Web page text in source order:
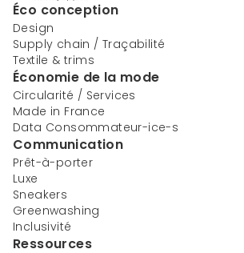
Éco conception
Design
Supply chain / Traçabilité
Textile & trims
Économie de la mode
Circularité / Services
Made in France
Data Consommateur-ice-s
Communication
Prêt-à-porter
Luxe
Sneakers
Greenwashing
Inclusivité
Ressources